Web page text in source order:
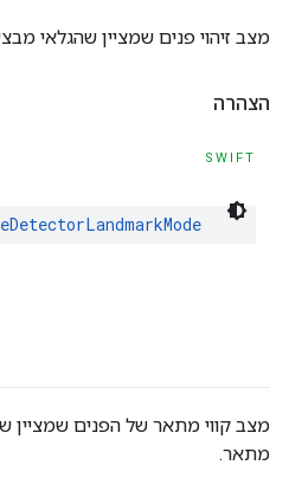
מצב זיהוי פנים שמציין שהגלאי
הצהרה
SWIFT
מצב קווי מתאר של הפנים שמציין
מתאר.